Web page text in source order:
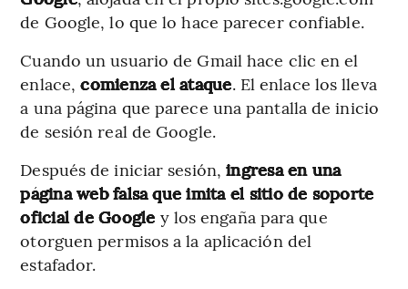
de Google, lo que lo hace parecer confiable.
Cuando un usuario de Gmail hace clic en el
enlace, comienza el ataque. El enlace los lleva
a una página que parece una pantalla de inicio
de sesión real de Google.
Después de iniciar sesión,ingresa en una
página web falsa que imita el sitio de soporte
oficial de Google y los engaña para que
otorguen permisos a la aplicación del
estafador.